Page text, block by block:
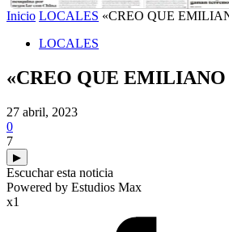
Inicio LOCALES «CREO QUE
LOCALES
«CREO QUE EMILIANO
27 abril, 2023
0
7
▶
Escuchar esta noticia
Powered by Estudios Max
x1